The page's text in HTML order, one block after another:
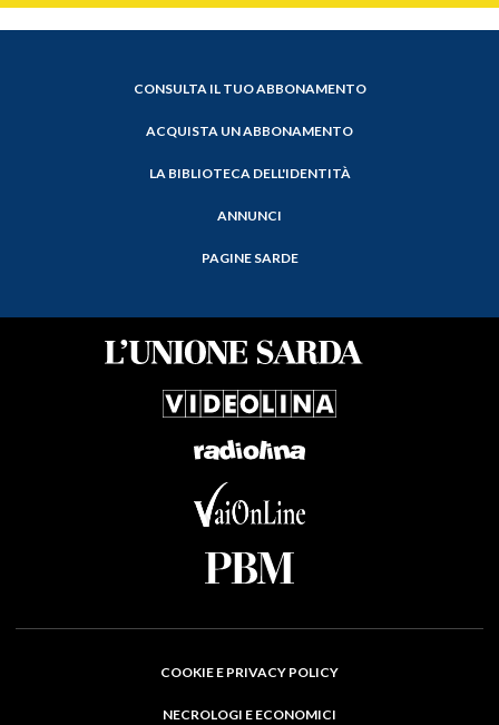
CONSULTA IL TUO ABBONAMENTO
ACQUISTA UN ABBONAMENTO
LA BIBLIOTECA DELL'IDENTITÀ
ANNUNCI
PAGINE SARDE
COOKIE E PRIVACY POLICY
NECROLOGI E ECONOMICI